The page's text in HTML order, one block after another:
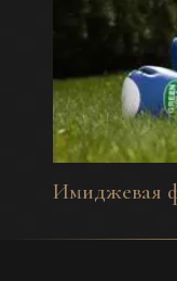
Имиджевая